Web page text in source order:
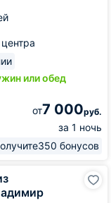
или обед
от7 000руб.
за 1 ночь
350 бонусов